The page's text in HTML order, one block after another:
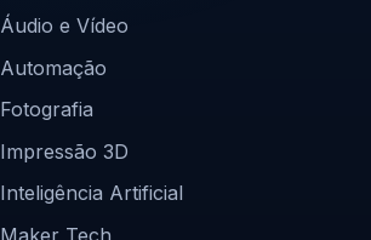
Áudio e Vídeo
Automação
Fotografia
Impressão 3D
Inteligência Artificial
Maker Tech